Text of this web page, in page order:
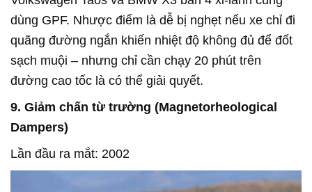
dùng GPF. Nhược điểm là dễ bị nghẹt nếu xe chỉ đi
quãng đường ngắn khiến nhiệt độ không đủ để đốt
sạch muội – nhưng chỉ cần chạy 20 phút trên
đường cao tốc là có thể giải quyết.
9. Giảm chấn từ trường (Magnetorheological
Dampers)
Lần đầu ra mắt: 2002